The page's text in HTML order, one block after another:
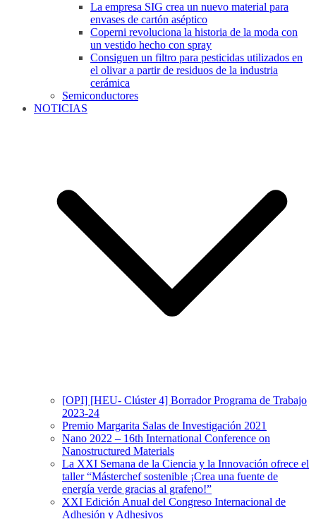
La empresa SIG crea un nuevo material para
envases de cartón aséptico
Coperni revoluciona la historia de la moda con
un vestido hecho con spray
Consiguen un filtro para pesticidas utilizados en
el olivar a partir de residuos de la industria
cerámica
Semiconductores
NOTICIAS
[OPI] [HEU- Clúster 4] Borrador Programa de Trabajo
2023-24
Premio Margarita Salas de Investigación 2021
Nano 2022 – 16th International Conference on
Nanostructured Materials
La XXI Semana de la Ciencia y la Innovación ofrece el
taller “Másterchef sostenible ¡Crea una fuente de
energía verde gracias al grafeno!”
XXI Edición Anual del Congreso Internacional de
Adhesión y Adhesivos